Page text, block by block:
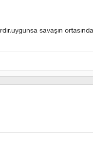
savaşın